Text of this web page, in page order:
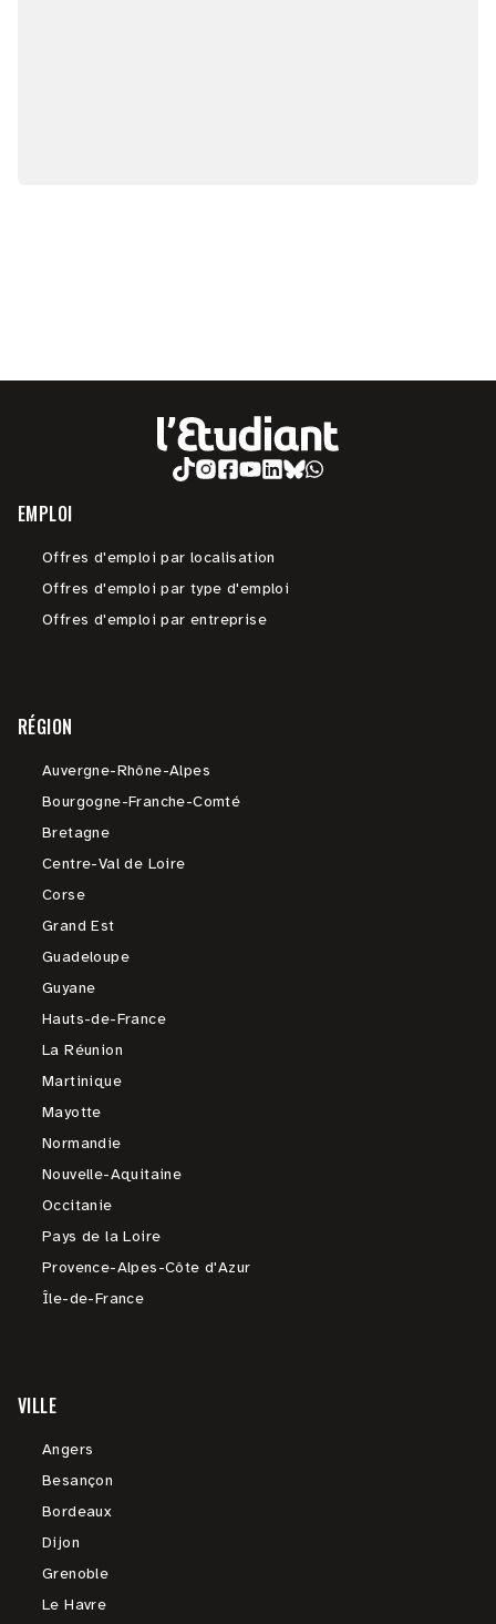
EMPLOI
Offres d'emploi par localisation
Offres d'emploi par type d'emploi
Offres d'emploi par entreprise
RÉGION
Auvergne-Rhône-Alpes
Bourgogne-Franche-Comté
Bretagne
Centre-Val de Loire
Corse
Grand Est
Guadeloupe
Guyane
Hauts-de-France
La Réunion
Martinique
Mayotte
Normandie
Nouvelle-Aquitaine
Occitanie
Pays de la Loire
Provence-Alpes-Côte d'Azur
Île-de-France
VILLE
Angers
Besançon
Bordeaux
Dijon
Grenoble
Le Havre